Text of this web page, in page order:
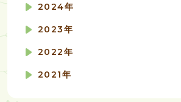
2024年
2023年
2022年
2021年